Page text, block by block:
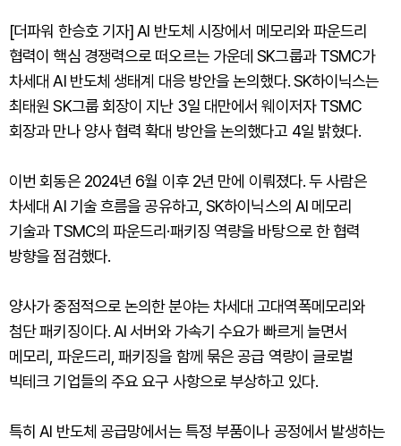
[더파워 한승호 기자] AI 반도체 시장에서 메모리와 파운드리
협력이 핵심 경쟁력으로 떠오르는 가운데 SK그룹과 TSMC가
차세대 AI 반도체 생태계 대응 방안을 논의했다. SK하이닉스는
최태원 SK그룹 회장이 지난 3일 대만에서 웨이저자 TSMC
회장과 만나 양사 협력 확대 방안을 논의했다고 4일 밝혔다.
이번 회동은 2024년 6월 이후 2년 만에 이뤄졌다. 두 사람은
차세대 AI 기술 흐름을 공유하고, SK하이닉스의 AI 메모리
기술과 TSMC의 파운드리·패키징 역량을 바탕으로 한 협력
방향을 점검했다.
양사가 중점적으로 논의한 분야는 차세대 고대역폭메모리와
첨단 패키징이다. AI 서버와 가속기 수요가 빠르게 늘면서
메모리, 파운드리, 패키징을 함께 묶은 공급 역량이 글로벌
빅테크 기업들의 주요 요구 사항으로 부상하고 있다.
특히 AI 반도체 공급망에서는 특정 부품이나 공정에서 발생하는